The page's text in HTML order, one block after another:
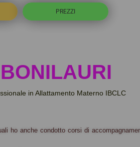
PREZZI
in Allattamento Materno IBCLC
ho anche condotto corsi di